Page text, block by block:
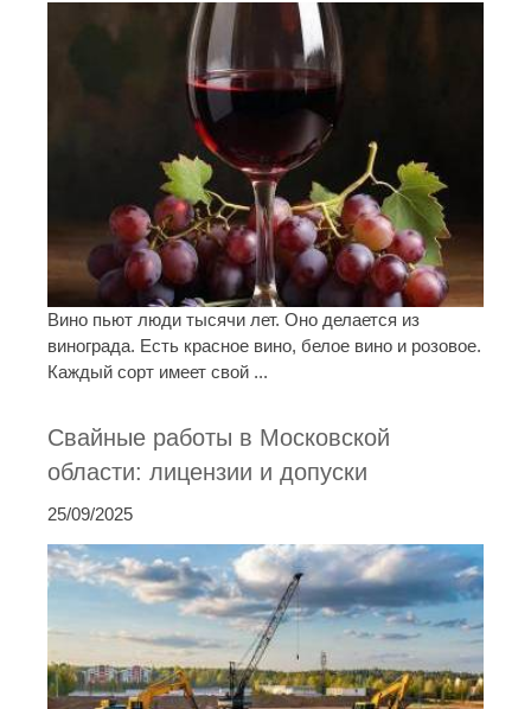
Вино пьют люди тысячи лет. Оно делается из
винограда. Есть красное вино, белое вино и розовое.
Каждый сорт имеет свой ...
Свайные работы в Московской
области: лицензии и допуски
25/09/2025